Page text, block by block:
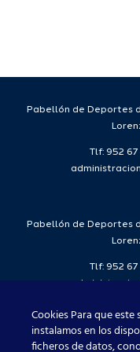
Pabellón de Deportes
Tlf: 952
Pabellón de Deportes
Tlf: 952
Cookies Para que
instalamos en los
ficheros de datos,